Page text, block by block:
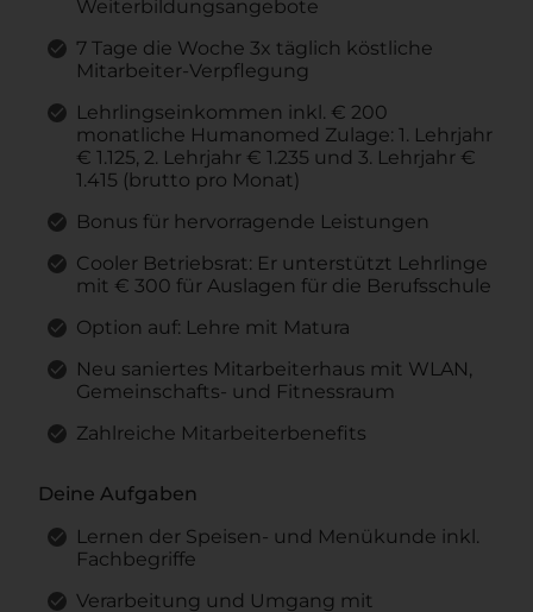
Weiterbildungsangebote
7 Tage die Woche 3x täglich köstliche
Mitarbeiter-Verpflegung
Lehrlingseinkommen inkl. € 200
monatliche Humanomed Zulage: 1. Lehrjahr
€ 1.125, 2. Lehrjahr € 1.235 und 3. Lehrjahr €
1.415 (brutto pro Monat)
Bonus für hervorragende Leistungen
Cooler Betriebsrat: Er unterstützt Lehrlinge
mit € 300 für Auslagen für die Berufsschule
Option auf: Lehre mit Matura
Neu saniertes Mitarbeiterhaus mit WLAN,
Gemeinschafts- und Fitnessraum
Zahlreiche Mitarbeiterbenefits
Deine Aufgaben
Lernen der Speisen- und Menükunde inkl.
Fachbegriffe
Verarbeitung und Umgang mit